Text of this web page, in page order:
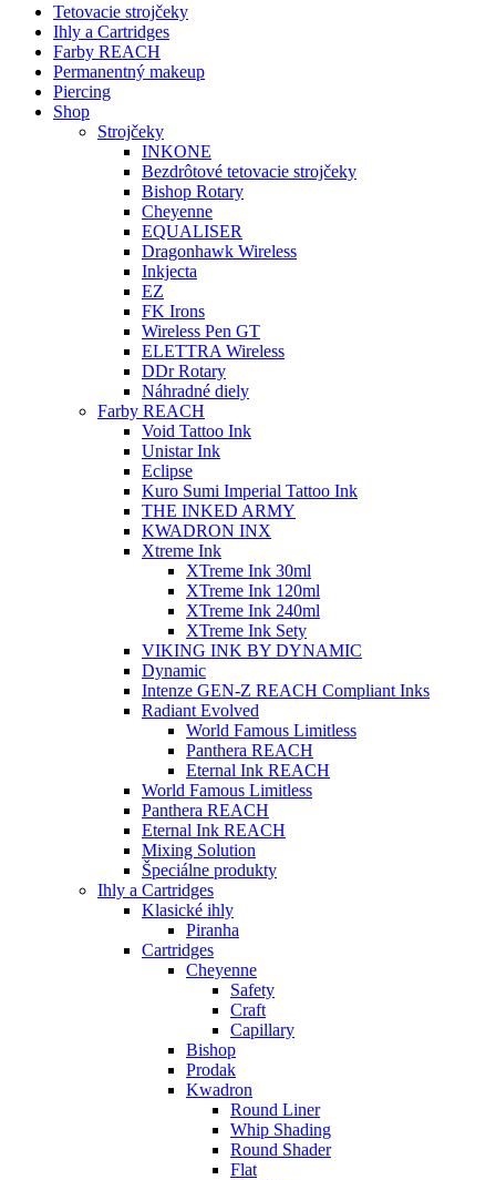
Tetovacie strojčeky
Ihly a Cartridges
Farby REACH
Permanentný makeup
Piercing
Shop
Strojčeky
INKONE
Bezdrôtové tetovacie strojčeky
Bishop Rotary
Cheyenne
EQUALISER
Dragonhawk Wireless
Inkjecta
EZ
FK Irons
Wireless Pen GT
ELETTRA Wireless
DDr Rotary
Náhradné diely
Farby REACH
Void Tattoo Ink
Unistar Ink
Eclipse
Kuro Sumi Imperial Tattoo Ink
THE INKED ARMY
KWADRON INX
Xtreme Ink
XTreme Ink 30ml
XTreme Ink 120ml
XTreme Ink 240ml
XTreme Ink Sety
VIKING INK BY DYNAMIC
Dynamic
Intenze GEN-Z REACH Compliant Inks
Radiant Evolved
World Famous Limitless
Panthera REACH
Eternal Ink REACH
World Famous Limitless
Panthera REACH
Eternal Ink REACH
Mixing Solution
Špeciálne produkty
Ihly a Cartridges
Klasické ihly
Piranha
Cartridges
Cheyenne
Safety
Craft
Capillary
Bishop
Prodak
Kwadron
Round Liner
Whip Shading
Round Shader
Flat